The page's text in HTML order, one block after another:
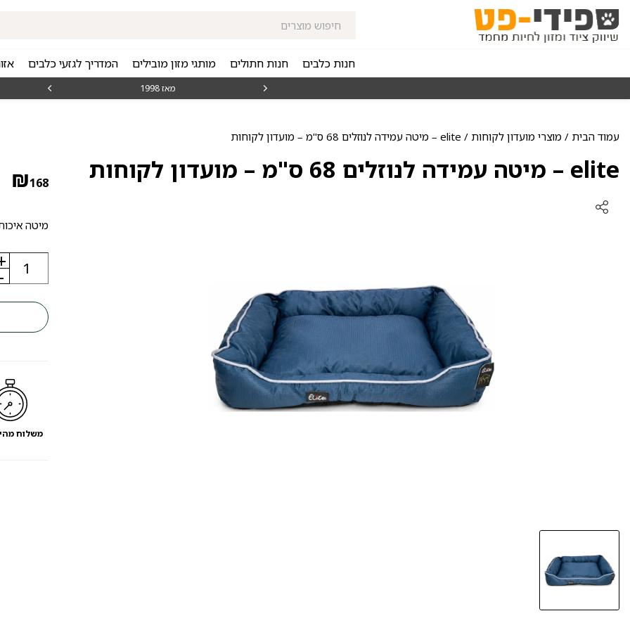
חנות כלבים חנות חתולים מותגי מזון מובילים המדריך לגזעי כלבים
מאז 1998
עמוד הבית / מוצרי מועדון לקוחות / elite – מיטה עמידה לנוזלים 68 ס"מ – מועדון לקוחות
elite – מיטה עמידה לנוזלים 68 ס"מ – מועדון לקוחות ₪168
מיטה
כמות
elite
מיטה
עמידה
לנוזלים
לקוחות
משלוח